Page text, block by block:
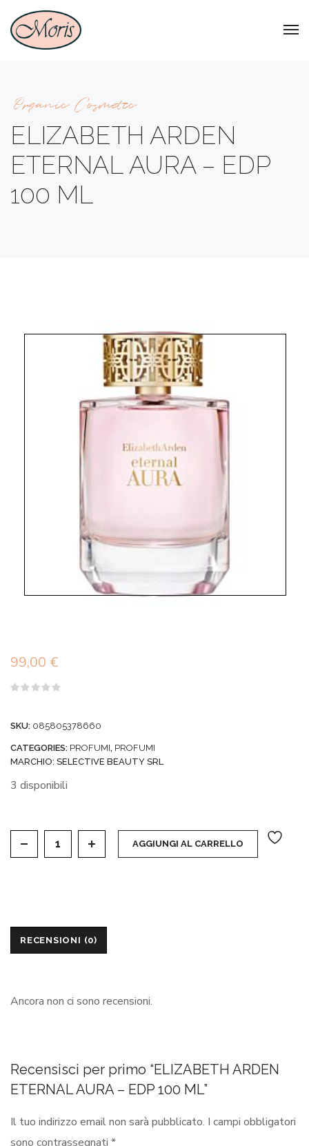
Organic Cosmetic
ELIZABETH ARDEN
ETERNAL AURA – EDP
100 ML
99,00 €
5
SKU: 085805378660
CATEGORIES: PROFUMI, PROFUMI
MARCHIO: SELECTIVE BEAUTY SRL
3 disponibili
ELIZABETH ARDEN ETERNAL AURA - EDP 100
AGGIUNGI AL CARRELLO
RECENSIONI (0)
Ancora non ci sono recensioni.
Recensisci per primo “ELIZABETH ARDEN
ETERNAL AURA – EDP 100 ML”
Il tuo indirizzo email non sarà pubblicato. I campi obbligatori
sono contrassegnati *